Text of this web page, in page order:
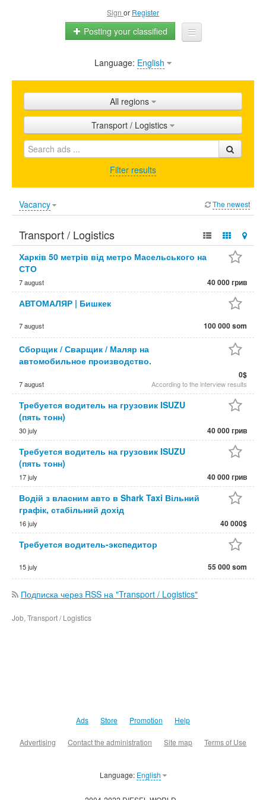
Sign or Register
Posting your classified
Home
Shops
Promotion
FAQ
Language: English
All regions
Transport / Logistics
Filter results
Vacancy The newest
Transport / Logistics
Харків 50 метрів від метро Масельського на
СТО
7 august 40 000 грив
АВТОМАЛЯР | Бишкек
7 august 100 000 som
Сборщик / Сварщик / Маляр на
автомобильное производство.
7 august
0$
According to the interview results
Требуется водитель на грузовик ISUZU
(пять тонн)
30 july 40 000 грив
Требуется водитель на грузовик ISUZU
(пять тонн)
17 july 40 000 грив
Водій з власним авто в Shark Taxi Вільний
графік, стабільний дохід
16 july 40 000$
Требуется водитель-экспедитор
15 july 55 000 som
Подписка через RSS на "Transport / Logistics"
Job, Transport / Logistics
Ads Store Promotion Help
Advertising Contact the administration Site map Terms of Use
Language: English